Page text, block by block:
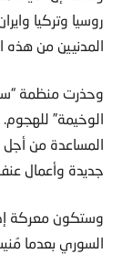
روسيا وتركيا
المدنيين من هذه
وحذرت منظمة
الوخيمة” للهجوم.
المساعدة من
جديدة وأعمال
وستكون معركة
السوري بعدما